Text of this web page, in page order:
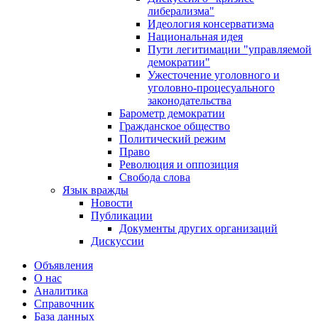
либерализма"
Идеология консерватизма
Национальная идея
Пути легитимации "управляемой
демократии"
Ужесточение уголовного и
уголовно-процесуального
законодательства
Барометр демократии
Гражданское общество
Политический режим
Право
Революция и оппозиция
Свобода слова
Язык вражды
Новости
Публикации
Документы других организаций
Дискуссии
Объявления
О нас
Аналитика
Справочник
База данных